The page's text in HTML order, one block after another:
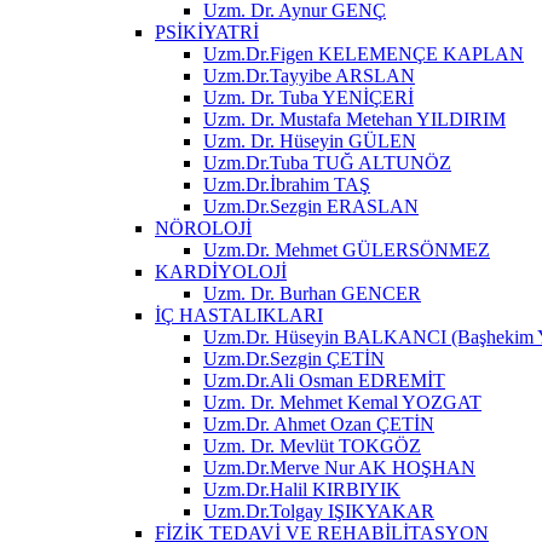
Uzm. Dr. Aynur GENÇ
PSİKİYATRİ
Uzm.Dr.Figen KELEMENÇE KAPLAN
Uzm.Dr.Tayyibe ARSLAN
Uzm. Dr. Tuba YENİÇERİ
Uzm. Dr. Mustafa Metehan YILDIRIM
Uzm. Dr. Hüseyin GÜLEN
Uzm.Dr.Tuba TUĞ ALTUNÖZ
Uzm.Dr.İbrahim TAŞ
Uzm.Dr.Sezgin ERASLAN
NÖROLOJİ
Uzm.Dr. Mehmet GÜLERSÖNMEZ
KARDİYOLOJİ
Uzm. Dr. Burhan GENCER
İÇ HASTALIKLARI
Uzm.Dr. Hüseyin BALKANCI (Başhekim
Uzm.Dr.Sezgin ÇETİN
Uzm.Dr.Ali Osman EDREMİT
Uzm. Dr. Mehmet Kemal YOZGAT
Uzm.Dr. Ahmet Ozan ÇETİN
Uzm. Dr. Mevlüt TOKGÖZ
Uzm.Dr.Merve Nur AK HOŞHAN
Uzm.Dr.Halil KIRBIYIK
Uzm.Dr.Tolgay IŞIKYAKAR
FİZİK TEDAVİ VE REHABİLİTASYON